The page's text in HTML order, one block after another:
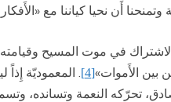
وتمنحنا أَن نحيا كياننا مع
في موت المسيح
بين الأَموات»[4]
. المعموديّة
تحرّكه النعمة وتسانده،